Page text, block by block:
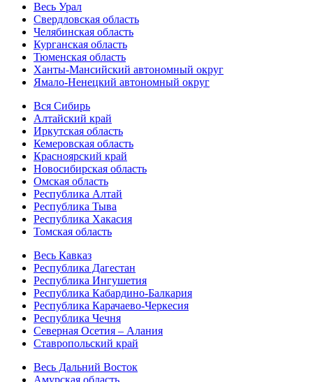
Весь Урал
Свердловская область
Челябинская область
Курганская область
Тюменская область
Ханты-Мансийский автономный округ
Ямало-Ненецкий автономный округ
Вся Сибирь
Алтайский край
Иркутская область
Кемеровская область
Красноярский край
Новосибирская область
Омская область
Республика Алтай
Республика Тыва
Республика Хакасия
Томская область
Весь Кавказ
Республика Дагестан
Республика Ингушетия
Республика Кабардино-Балкария
Республика Карачаево-Черкесия
Республика Чечня
Северная Осетия – Алания
Ставропольский край
Весь Дальний Восток
Амурская область